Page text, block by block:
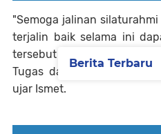
"Semoga jalinan
terjalin baik selama ini
tersebut tentu untuk
Tugas dan Fungsi (TUSI)
ujar Ismet.
Berita Terbaru